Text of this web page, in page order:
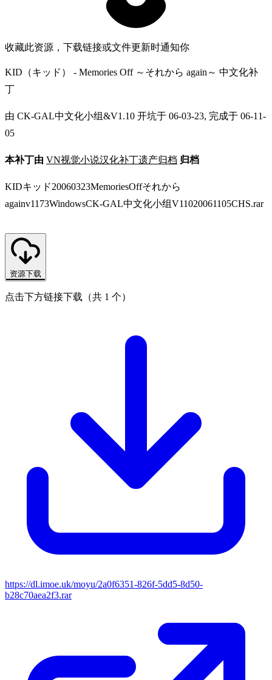
收藏此资源，下载链接或文件更新时通知你
KID（キッド） - Memories Off ～それから again～ 中文化补
丁
由 CK-GAL中文化小组&V1.10 开坑于 06-03-23, 完成于 06-11-
05
本补丁由 VN视觉小说汉化补丁遗产归档 归档
KIDキッド20060323MemoriesOffそれから
againv1173WindowsCK-GAL中文化小组V11020061105CHS.rar
资源下载
点击下方链接下载（共 1 个）
https://dl.imoe.uk/moyu/2a0f6351-826f-5dd5-8d50-
b28c70aea2f3.rar